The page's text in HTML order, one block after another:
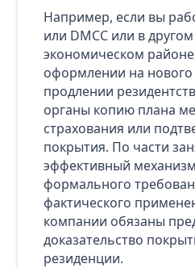
Например, если вы
или DMCC или в
экономическом
оформлении на нового
продлении
органы копию плана
страхования или
покрытия. По части
эффективный
формального
фактического
компании обязаны
доказательство
резиденции.